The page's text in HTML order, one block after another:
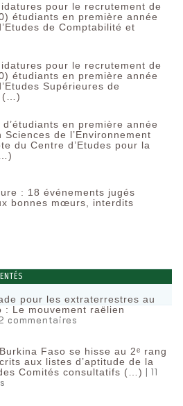
pour le recrutement de
étudiants en première année
de Comptabilité et
pour le recrutement de
étudiants en première année
Supérieures de
(…)
en première année
Sciences de l’Environnement
du Centre d’Etudes pour la
: 18 événements jugés
bonnes mœurs, interdits
pour les extraterrestres au
: Le mouvement raëlien
commentaires
Faso se hisse au 2ᵉ rang
aux listes d’aptitude de la
Comités consultatifs (…) | 11